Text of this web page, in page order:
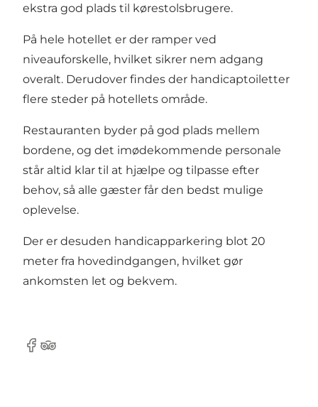
ekstra god plads til kørestolsbrugere.
På hele hotellet er der ramper ved
niveauforskelle, hvilket sikrer nem adgang
overalt. Derudover findes der handicaptoiletter
flere steder på hotellets område.
Restauranten byder på god plads mellem
bordene, og det imødekommende personale
står altid klar til at hjælpe og tilpasse efter
behov, så alle gæster får den bedst mulige
oplevelse.
Der er desuden handicapparkering blot 20
meter fra hovedindgangen, hvilket gør
ankomsten let og bekvem.
Facebook
TripAdvisor